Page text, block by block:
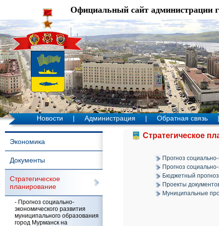
Официальный сайт администрации
Новости | Администрация | Обратная связь |
Экономика
Документы
Стратегическое
планирование
- Прогноз социально-
экономического развития
муниципального образования
город Мурманск на
Стратегическое
Прогноз
Прогноз
Бюджетный
Проекты
Муниципальные